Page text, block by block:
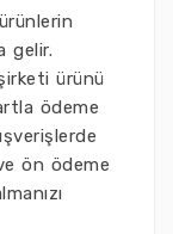
gelir.
ürünü
ödeme
ön ödeme